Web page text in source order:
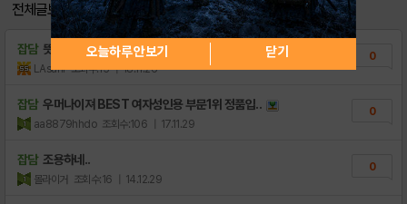
전체글보기
잡담 뜻이 멀까여
LAsahi 조회수:15 | 18.11.26
0
잡담 우머나이져 BEST 여자성인용 부문1위 정품입..
aa8879hhdo 조회수:106 | 17.11.29
0
잡담 조용하네..
몰라이거 조회수:16 | 14.12.29
0
오늘하루 안보기 닫기